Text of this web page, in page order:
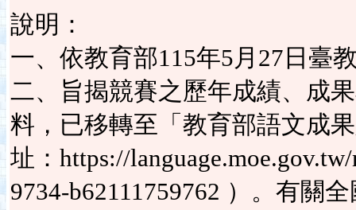
說明：
一、依教育部115年5月27日臺
二、旨揭競賽之歷年成績、成
料，已移轉至「教育部語文成
址：https://
9734-b62111759762 ）。有關